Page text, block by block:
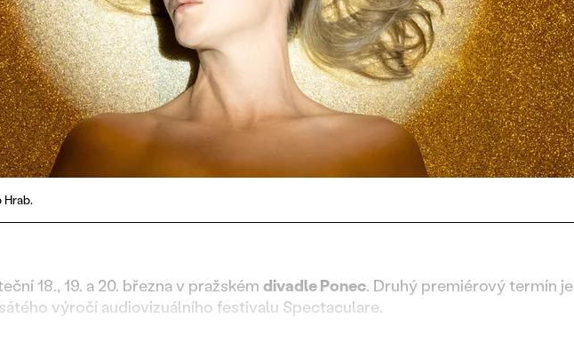
Hrab.
18., 19. a 20. března v pražském divadle Ponec. Druhý premiérový termín je
výročí audiovizuálního festivalu Spectaculare.